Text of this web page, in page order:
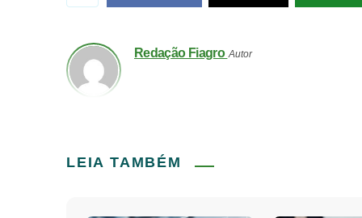
Redação Fiagro Autor
LEIA TAMBÉM